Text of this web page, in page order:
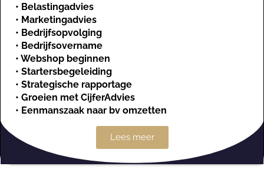
• Belastingadvies
• Marketingadvies
• Bedrijfsopvolging
• Bedrijfsovername
• Webshop beginnen
• Startersbegeleiding
• Strategische rapportage
• Groeien met CijferAdvies
• Eenmanszaak naar bv omzetten
Lees meer